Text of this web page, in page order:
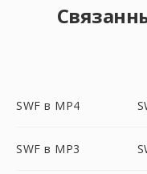
SWF в MP4
SWF в MP3